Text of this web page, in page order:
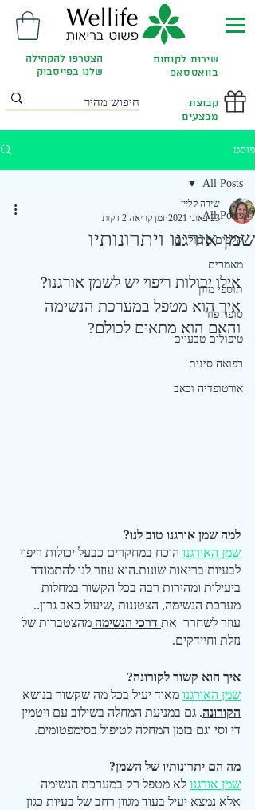
הצטרפו להקהילה
שלנו בפייסבוק
שירות לקוחות
בוואטסאפ
קבוצת
מבצעים
פוסט
All Posts
קלפים טיפוליים
מאמרים
תוספי מזון
סופר פוד
טיפולים טבעיים
רפואה סינית
אורטופדיה וכאב
All Posts
שמן אורגנו ויתרונותיו
שירה קליין
23 באוג׳ 2021
זמן קריאה 2 דקות
אילו יכולות ריפוי יש לשמן אורגנו?
איך הוא מטפל במערכת הנשימה
והאם הוא מתאים לכולם?
למה שמן אורגנו טוב לנו?
שמן האורגנו הוכח במחקרים כבעל יכולות ריפוי
לבעיות בריאות שונות.הוא עוזר לנו להתמודד
ביעילות ומהירות רבה בכל הקשור במחלות
מערכת הנשימה, הצטננות ,שיעול כאב גרון..
עוזר לשחרר  את דרכי הנשימה מהצטברות של
נזלת וחיידקים.
איך הוא קשור לקורונה?
שמן האורגנו מאוד יעיל בכל מה שקשור בנושא
הקורונה. גם במניעת המחלה בשילוב עם ויטמין
די וסי וגם בזמן המחלה לטיפול בסימפטומים.
מה הם יתרונותיו של השמן?
שמן אורגנו לא מטפל רק במערכת הנשימה
אלא נמצא יעיל בעוד מגוון רחב של בעיות כגון